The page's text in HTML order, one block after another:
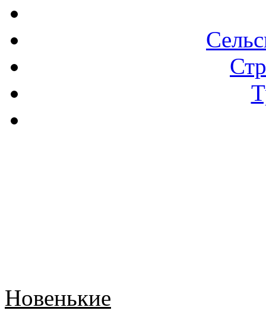
Новенькие